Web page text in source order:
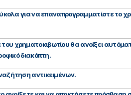
για να επαναπρογραμματίστε το
χρηματοκιβωτίου θα ανοίξει
διακόπτη.
αντικειμένων.